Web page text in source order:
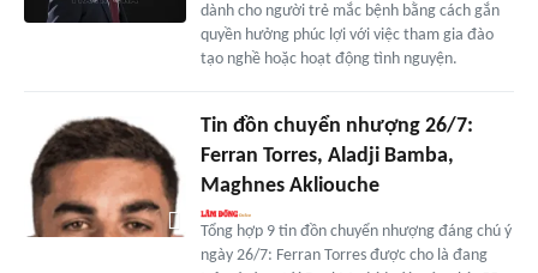
dành cho người trẻ mắc bệnh bằng cách gắn
quyền hưởng phúc lợi với việc tham gia đào
tạo nghề hoặc hoạt động tình nguyện.
Tin đồn chuyển nhượng 26/7:
Ferran Torres, Aladji Bamba,
Maghnes Akliouche
Tổng hợp 9 tin đồn chuyển nhượng đáng chú ý
ngày 26/7: Ferran Torres được cho là đang